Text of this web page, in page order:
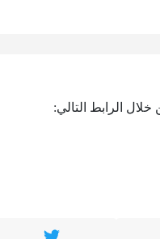
الرابط التالي: